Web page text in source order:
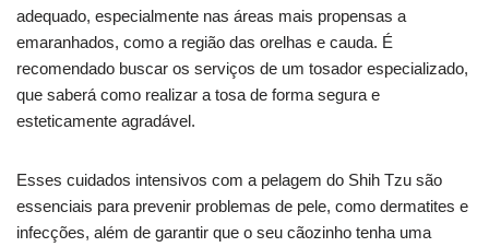
adequado, especialmente nas áreas mais propensas a
emaranhados, como a região das orelhas e cauda. É
recomendado buscar os serviços de um tosador especializado,
que saberá como realizar a tosa de forma segura e
esteticamente agradável.
Esses cuidados intensivos com a pelagem do Shih Tzu são
essenciais para prevenir problemas de pele, como dermatites e
infecções, além de garantir que o seu cãozinho tenha uma